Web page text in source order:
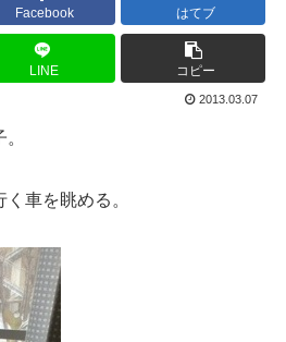
Facebook はてブ
LINE コピー
2013.03.07
車を眺める。